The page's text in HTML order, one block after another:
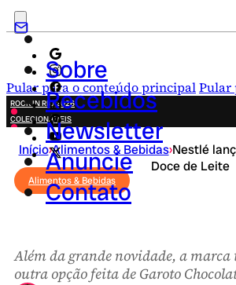
Pular para o conteúdo principalPular
Sobre
Recebidos
Newsletter
Anuncie
Contato
ROCK IN RIO 2026
COLECIONÁVEIS
FESTA JUNINA
NOVIDADES
CAMPANHAS CRIATIVAS
Início›Alimentos & Bebidas›Nestlé
Doce de Leite
Alimentos & Bebidas
Além da grande novidade, a
outra opção feita de Garoto